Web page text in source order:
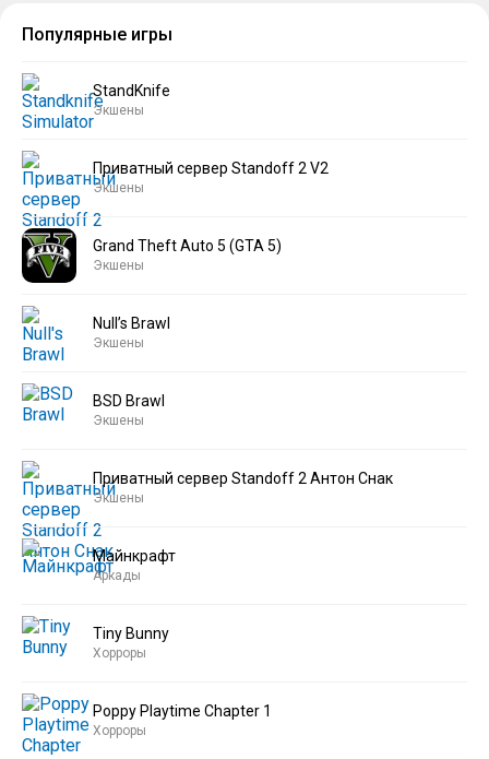
Популярные игры
StandKnife
Экшены
Приватный сервер Standoff 2 V2
Экшены
Grand Theft Auto 5 (GTA 5)
Экшены
Null’s Brawl
Экшены
BSD Brawl
Экшены
Приватный сервер Standoff 2 Антон Снак
Экшены
Майнкрафт
Аркады
Tiny Bunny
Хорроры
Poppy Playtime Chapter 1
Хорроры